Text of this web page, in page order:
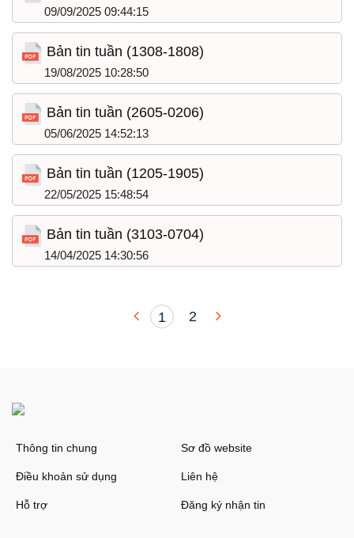
09/09/2025 09:44:15
Bản tin tuần (1308-1808)
19/08/2025 10:28:50
Bản tin tuần (2605-0206)
05/06/2025 14:52:13
Bản tin tuần (1205-1905)
22/05/2025 15:48:54
Bản tin tuần (3103-0704)
14/04/2025 14:30:56
1 2
Thông tin chung Sơ đồ website
Điều khoản sử dụng Liên hệ
Hỗ trợ Đăng ký nhận tin